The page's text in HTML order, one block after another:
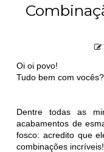
Oi oi povo!
Tudo bem com
Dentre todas as
acabamentos de
fosco: acredito que
combinações